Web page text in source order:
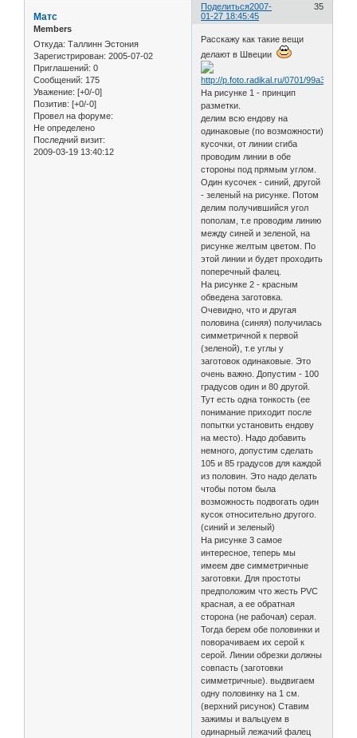
Поделиться 35
2007-
01-27 18:45:45
Матс
Members
Откуда: Таллинн Эстония
Зарегистрирован: 2005-07-02
Приглашений: 0
Сообщений: 175
Уважение: [+0/-0]
Позитив: [+0/-0]
Провел на форуме:
Не определено
Последний визит:
2009-03-19 13:40:12
Расскажу как такие вещи
делают в Швеции
На рисунке 1 - принцип
разметки.
делим всю ендову на
одинаковые (по возможности)
кусочки, от линии сгиба
проводим линии в обе
стороны под прямым углом.
Один кусочек - синий, другой
- зеленый на рисунке. Потом
делим получившийся угол
пополам, т.е проводим линию
между синей и зеленой, на
рисунке желтым цветом. По
этой линии и будет проходить
поперечный фалец.
На рисунке 2 - красным
обведена заготовка.
Очевидно, что и другая
половина (синяя) получилась
симметричной к первой
(зеленой), т.е углы у
заготовок одинаковые. Это
очень важно. Допустим - 100
градусов один и 80 другой.
Тут есть одна тонкость (ее
понимание приходит после
попытки установить ендову
на место). Надо добавить
немного, допустим сделать
105 и 85 градусов для каждой
из половин. Это надо делать
чтобы потом была
возможность подвогать один
кусок относительно другого.
(синий и зеленый)
На рисунке 3 самое
интересное, теперь мы
имеем две симметричные
заготовки. Для простоты
предположим что жесть PVC
красная, а ее обратная
сторона (не рабочая) серая.
Тогда берем обе половинки и
поворачиваем их серой к
серой. Линии обрезки должны
совпасть (заготовки
симметричные). выдвигаем
одну половинку на 1 см.
(верхний рисунок) Ставим
зажимы и вальцуем в
одинарный лежачий фалец